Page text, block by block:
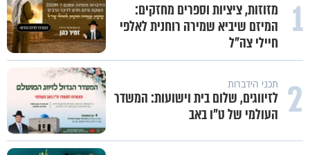
1
מזוזות, ציציות וספרים מחזקים:
המיזם שיביא שמירה רוחנית לאלפי
חיילי צה"ל
2 תכני הידברות
לזיווגים, שלום בית וישועות: המשדר
העולמי של ט"ו באב